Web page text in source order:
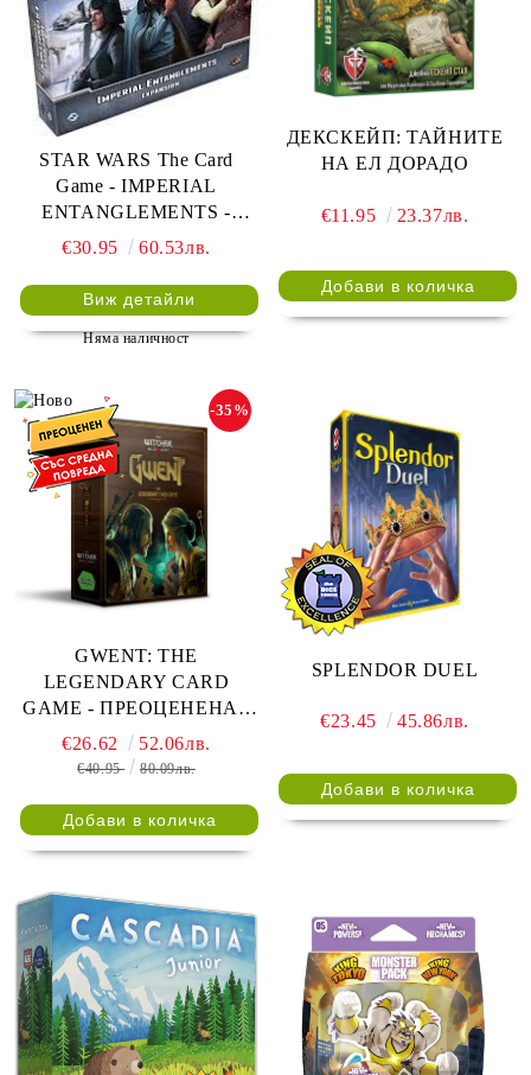
STAR WARS The Card
Game - IMPERIAL
ENTANGLEMENTS -
Expansion
€30.95 60.53лв.
Виж детайли
Няма наличност
ДЕКСКЕЙП: ТАЙНИТЕ
НА ЕЛ ДОРАДО
€11.95 23.37лв.
GWENT: THE
LEGENDARY CARD
GAME - ПРЕОЦЕНЕНА -
СРЕДНА ПОВРЕДА НА
КУТИЯТА
-35%
€26.62 52.06лв.
€40.95 80.09лв.
SPLENDOR DUEL
€23.45 45.86лв.